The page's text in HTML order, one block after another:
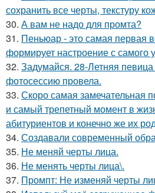
сохранить все черты, текстуру
30. А вам не надо для промта?
31. Пеньюар - это самая первая
формирует настроение с самого
32. Задумайся. 28-Летняя
фотосессию провела.
33. Скоро самая замечательная
и самый трепетный момент в
абитуриентов и конечно же их
34. Создавали современный
35. Не меняй черты лица.
36. Не менять черты лица\.
37. Промпт: Не изменяй черты